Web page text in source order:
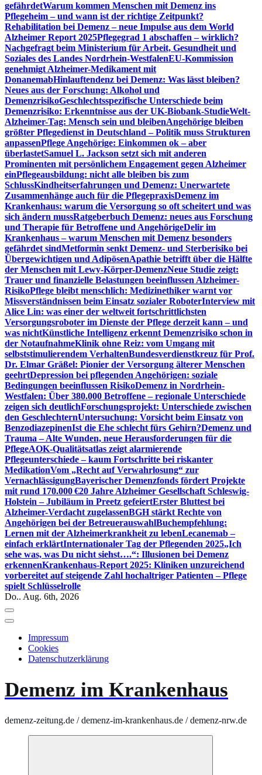
gefährdetWarum kommen Menschen mit Demenz ins
Pflegeheim – und wann ist der richtige Zeitpunkt?
Rehabilitation bei Demenz – neue Impulse aus dem World
Alzheimer Report 2025Pflegegrad 1 abschaffen – wirklich?
Nachgefragt beim Ministerium für Arbeit, Gesundheit und
Soziales des Landes Nordrhein-WestfalenEU-Kommission
genehmigt Alzheimer-Medikament mit
DonanemabHinlauftendenz bei Demenz: Was lässt bleiben?
Neues aus der Forschung: Alkohol und
DemenzrisikoGeschlechtsspezifische Unterschiede beim
Demenzrisiko: Erkenntnisse aus der UK-Biobank-StudieWelt-
Alzheimer-Tag: Mensch sein und bleibenAngehörige bleiben
größter Pflegedienst in Deutschland – Politik muss Strukturen
anpassenPflege Angehörige: Einkommen ok – aber
überlastetSamuel L. Jackson setzt sich mit anderen
Prominenten mit persönlichem Engagement gegen Alzheimer
einPflegeausbildung: nicht alle bleiben bis zum
SchlussKindheitserfahrungen und Demenz: Unerwartete
Zusammenhänge auch für die PflegepraxisDemenz im
Krankenhaus: warum die Versorgung so oft scheitert und was
sich ändern mussRatgeberbuch Demenz: neues aus Forschung
und Therapie für Betroffene und AngehörigeDelir im
Krankenhaus – warum Menschen mit Demenz besonders
gefährdet sindMetformin senkt Demenz- und Sterberisiko bei
Übergewichtigen und AdipösenApathie betrifft über die Hälfte
der Menschen mit Lewy-Körper-DemenzNeue Studie zeigt:
Trauer und finanzielle Belastungen beeinflussen Alzheimer-
RisikoPflege bleibt menschlich: Medizinethiker warnt vor
Missverständnissen beim Einsatz sozialer RoboterInterview mit
Alice Lin: was einer der weltweit fortschrittlichsten
Versorgungsroboter im Dienste der Pflege derzeit kann – und
was nichtKünstliche Intelligenz erkennt Demenzrisiko schon in
der NotaufnahmeKlinik ohne Reiz: vom Umgang mit
selbststimulierendem VerhaltenBundesverdienstkreuz für Prof.
Dr. Elmar Gräßel: Pionier der Versorgung älterer Menschen
geehrtDepression bei pflegenden Angehörigen: soziale
Bedingungen beeinflussen RisikoDemenz in Nordrhein-
Westfalen: Über 380.000 Betroffene – regionale Unterschiede
zeigen sich deutlichForschungsprojekt: Unterschiede zwischen
den GeschlechternUntersuchung: Vorsicht beim Einsatz von
BenzodiazepinenIst die Ehe schlecht fürs Gehirn?Demenz und
Trauma – Alte Wunden, neue Herausforderungen für die
PflegeAOK-Qualitätsatlas zeigt alarmierende
Pflegeunterschiede – kaum Fortschritte bei riskanter
MedikationVom „Recht auf Verwahrlosung“ zur
VernachlässigungBayerischer Demenzfonds fördert Projekte
mit rund 170.000 €20 Jahre Alzheimer Gesellschaft Schleswig-
Holstein – Jubiläum in Preetz gefeiertErster Bluttest bei
Alzheimer-Verdacht zugelassenBGH stärkt Rechte von
Angehörigen bei der BetreuerauswahlBuchempfehlung:
Lernen mit der Alzheimerkrankheit zu lebenLecanemab –
einfach erklärtInternationaler Tag der Pflegenden 2025„Ich
sehe was, was Du nicht siehst….“: Illusionen bei Demenz
erkennenKrankenhaus-Report 2025: Kliniken unzureichend
vorbereitet auf steigende Zahl hochaltriger Patienten – Pflege
spielt Schlüsselrolle
Do.. Aug. 6th, 2026
Impressum
Cookies
Datenschutzerklärung
Demenz im Krankenhaus
demenz-zeitung.de / demenz-im-krankenhaus.de / demenz-nrw.de